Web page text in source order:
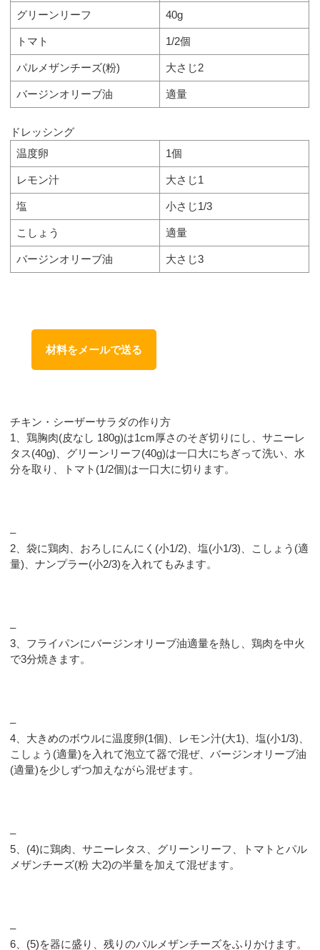
グリーンリーフ 40g
トマト 1/2個
パルメザンチーズ(粉) 大さじ2
バージンオリーブ油 適量
ドレッシング
温度卵
1個
レモン汁 大さじ1
塩 小さじ1/3
こしょう 適量
バージンオリーブ油 大さじ3
材料をメールで送る
チキン・シーザーサラダの作り方
1、鶏胸肉(皮なし 180g)は1cm厚さのそぎ切りにし、サニーレ
タス(40g)、グリーンリーフ(40g)は一口大にちぎって洗い、水
分を取り、トマト(1/2個)は一口大に切ります。
–
2、袋に鶏肉、おろしにんにく(小1/2)、塩(小1/3)、こしょう(適
量)、ナンプラー(小2/3)を入れてもみます。
–
3、フライパンにバージンオリーブ油適量を熱し、鶏肉を中火
で3分焼きます。
–
4、大きめのボウルに温度卵(1個)、レモン汁(大1)、塩(小1/3)、
こしょう(適量)を入れて泡立て器で混ぜ、バージンオリーブ油
(適量)を少しずつ加えながら混ぜます。
–
5、(4)に鶏肉、サニーレタス、グリーンリーフ、トマトとパル
メザンチーズ(粉 大2)の半量を加えて混ぜます。
–
6、(5)を器に盛り、残りのパルメザンチーズをふりかけます。